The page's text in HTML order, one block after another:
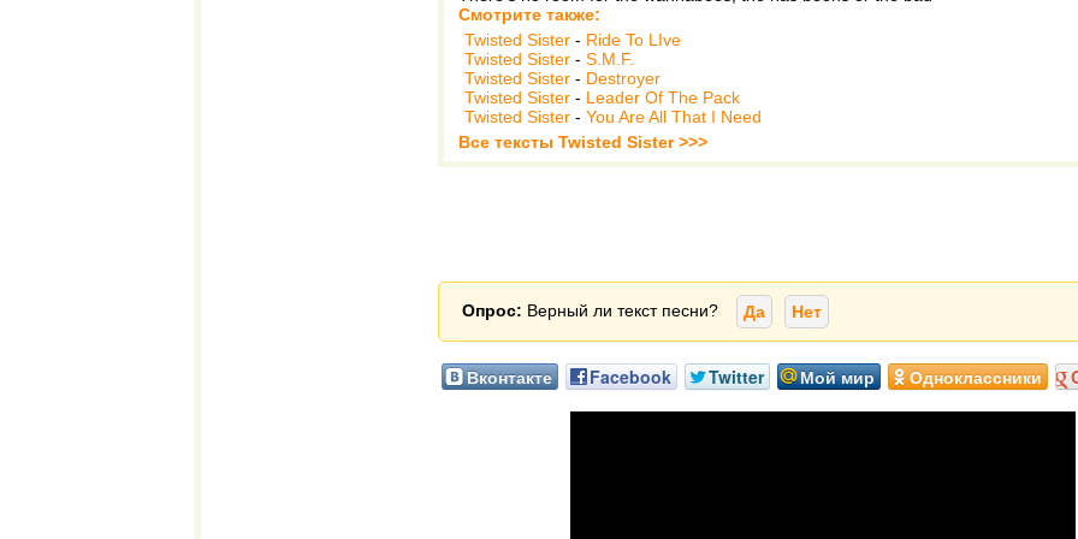
Смотрите также:
Twisted Sister - Ride To LIve
Twisted Sister - S.M.F.
Twisted Sister - Destroyer
Twisted Sister - Leader Of The Pack
Twisted Sister - You Are All That I Need
Все тексты Twisted Sister >>>
Опрос: Верный ли текст песни? Да Нет
Вконтакте Facebook Twitter Мой мир Одноклассники